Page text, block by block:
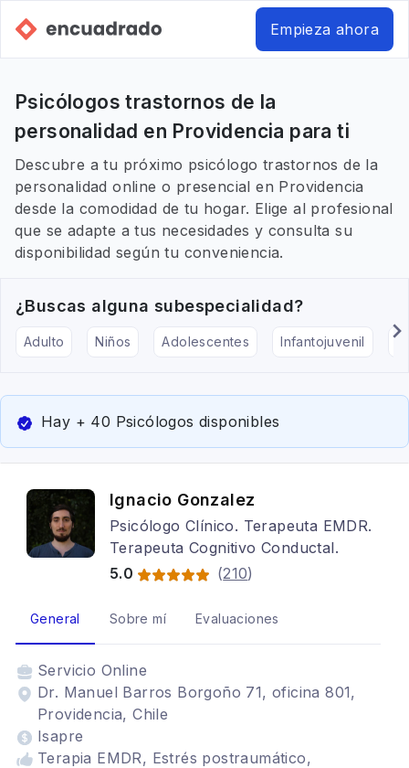
Empieza ahora
Psicólogos trastornos de la
personalidad en Providencia para ti
Descubre a tu próximo psicólogo trastornos de la
personalidad online o presencial en Providencia
desde la comodidad de tu hogar. Elige al profesional
que se adapte a tus necesidades y consulta su
disponibilidad según tu conveniencia.
¿Buscas alguna subespecialidad?
Adulto Niños Adolescentes Infantojuvenil
Hay + 40 Psicólogos disponibles
Ignacio Gonzalez
Psicólogo Clínico. Terapeuta EMDR.
Terapeuta Cognitivo Conductal.
5.0
(210)
General Sobre mí Evaluaciones
Servicio Online
Dr. Manuel Barros Borgoño 71, oficina 801,
Providencia, Chile
Isapre
Terapia EMDR, Estrés postraumático,